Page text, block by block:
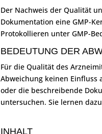
Der Nachweis der Qualität
Dokumentation eine GMP-
Protokollieren unter GMP-
BEDEUTUNG DER
Für die Qualität des
Abweichung keinen Einfluss
oder die beschreibende
untersuchen. Sie lernen
INHALT